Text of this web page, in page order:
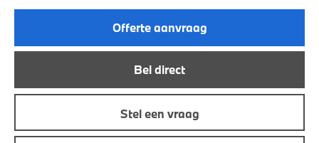
Offerte aanvraag
Bel direct
Stel een vraag